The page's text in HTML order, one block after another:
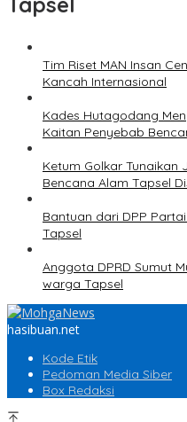
Tim Riset MAN Insan
Kancah Internasional
Kades Hutagodang
Kaitan Penyebab
Ketum Golkar Tunaikan
Bencana Alam Tapsel
Bantuan dari DPP
Tapsel
Anggota DPRD Sumut
warga Tapsel
hasibuan.net
Kode Etik
Pedoman Media Siber
Box Redaksi